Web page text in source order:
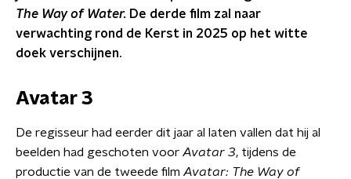
The Way of Water. De derde film zal naar
verwachting rond de Kerst in 2025 op het witte
doek verschijnen.
Avatar 3
De regisseur had eerder dit jaar al laten vallen dat hij al
beelden had geschoten voor Avatar 3, tijdens de
productie van de tweede film Avatar: The Way of